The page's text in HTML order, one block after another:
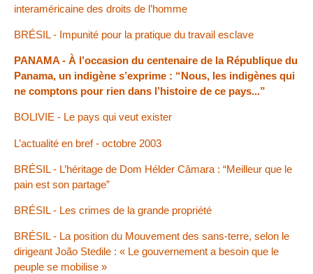
interaméricaine des droits de l’homme
BRÉSIL - Impunité pour la pratique du travail esclave
PANAMA - À l’occasion du centenaire de la République du
Panama, un indigène s’exprime : “Nous, les indigènes qui
ne comptons pour rien dans l’histoire de ce pays...”
BOLIVIE - Le pays qui veut exister
L’actualité en bref - octobre 2003
BRÉSIL - L’héritage de Dom Hélder Câmara : “Meilleur que le
pain est son partage”
BRÉSIL - Les crimes de la grande propriété
BRÉSIL - La position du Mouvement des sans-terre, selon le
dirigeant João Stedile : « Le gouvernement a besoin que le
peuple se mobilise »